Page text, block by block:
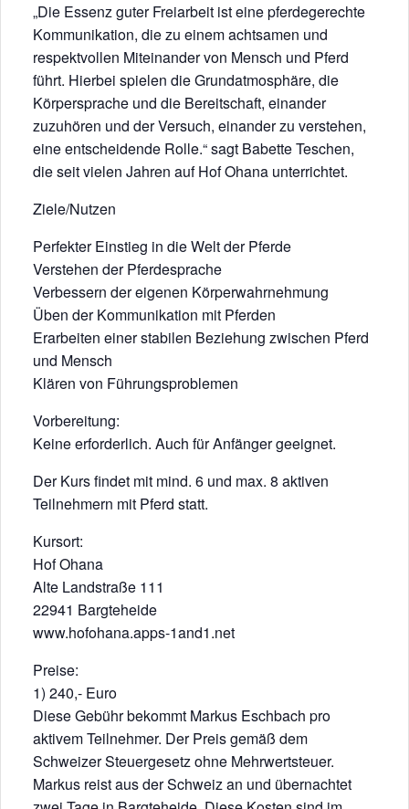
„Die Essenz guter Freiarbeit ist eine pferdegerechte
Kommunikation, die zu einem achtsamen und
respektvollen Miteinander von Mensch und Pferd
führt. Hierbei spielen die Grundatmosphäre, die
Körpersprache und die Bereitschaft, einander
zuzuhören und der Versuch, einander zu verstehen,
eine entscheidende Rolle.“ sagt Babette Teschen,
die seit vielen Jahren auf Hof Ohana unterrichtet.
Ziele/Nutzen
Perfekter Einstieg in die Welt der Pferde
Verstehen der Pferdesprache
Verbessern der eigenen Körperwahrnehmung
Üben der Kommunikation mit Pferden
Erarbeiten einer stabilen Beziehung zwischen Pferd
und Mensch
Klären von Führungsproblemen
Vorbereitung:
Keine erforderlich. Auch für Anfänger geeignet.
Der Kurs findet mit mind. 6 und max. 8 aktiven
Teilnehmern mit Pferd statt.
Kursort:
Hof Ohana
Alte Landstraße 111
22941 Bargteheide
www.hofohana.apps-1and1.net
Preise:
1) 240,- Euro
Diese Gebühr bekommt Markus Eschbach pro
aktivem Teilnehmer. Der Preis gemäß dem
Schweizer Steuergesetz ohne Mehrwertsteuer.
Markus reist aus der Schweiz an und übernachtet